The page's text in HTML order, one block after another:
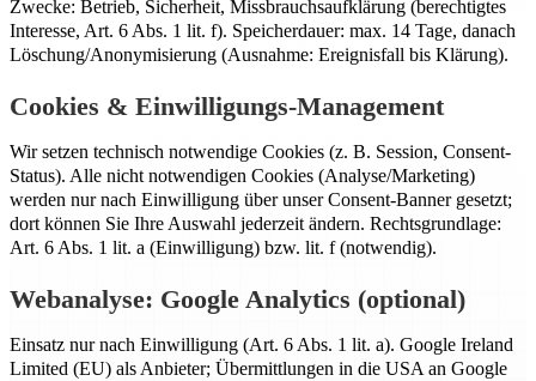
Zwecke: Betrieb, Sicherheit, Missbrauchsaufklärung (berechtigtes
Interesse, Art. 6 Abs. 1 lit. f). Speicherdauer: max. 14 Tage, danach
Löschung/Anonymisierung (Ausnahme: Ereignisfall bis Klärung).
Cookies & Einwilligungs-Management
Wir setzen technisch notwendige Cookies (z. B. Session, Consent-
Status). Alle nicht notwendigen Cookies (Analyse/Marketing)
werden nur nach Einwilligung über unser Consent-Banner gesetzt;
dort können Sie Ihre Auswahl jederzeit ändern. Rechtsgrundlage:
Art. 6 Abs. 1 lit. a (Einwilligung) bzw. lit. f (notwendig).
Webanalyse: Google Analytics (optional)
Einsatz nur nach Einwilligung (Art. 6 Abs. 1 lit. a). Google Ireland
Limited (EU) als Anbieter; Übermittlungen in die USA an Google